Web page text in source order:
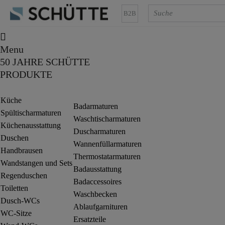
B2B
Menu
50 JAHRE SCHÜTTE
PRODUKTE
Küche
Spültischarmaturen
Küchenausstattung
Duschen
Handbrausen
Wandstangen und Sets
Regenduschen
Toiletten
Dusch-WCs
WC-Sitze
Badarmaturen
Waschtischarmaturen
Duscharmaturen
Wannenfüllarmaturen
Thermostatarmaturen
Badausstattung
Badaccessoires
Waschbecken
Ablaufgarnituren
Ersatzteile